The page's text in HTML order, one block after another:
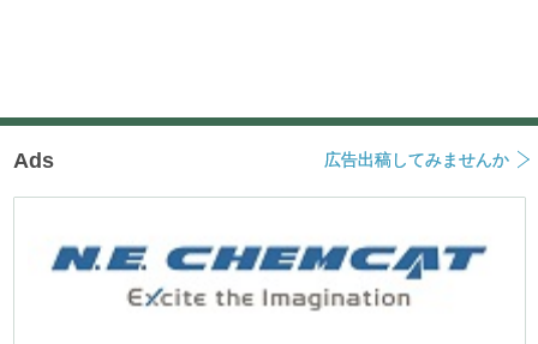
Ads 広告出稿してみませんか